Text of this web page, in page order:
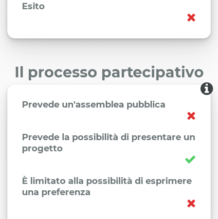
Esito
Il processo partecipativo
Prevede un'assemblea pubblica
Prevede la possibilità di presentare un
progetto
È limitato alla possibilità di esprimere
una preferenza